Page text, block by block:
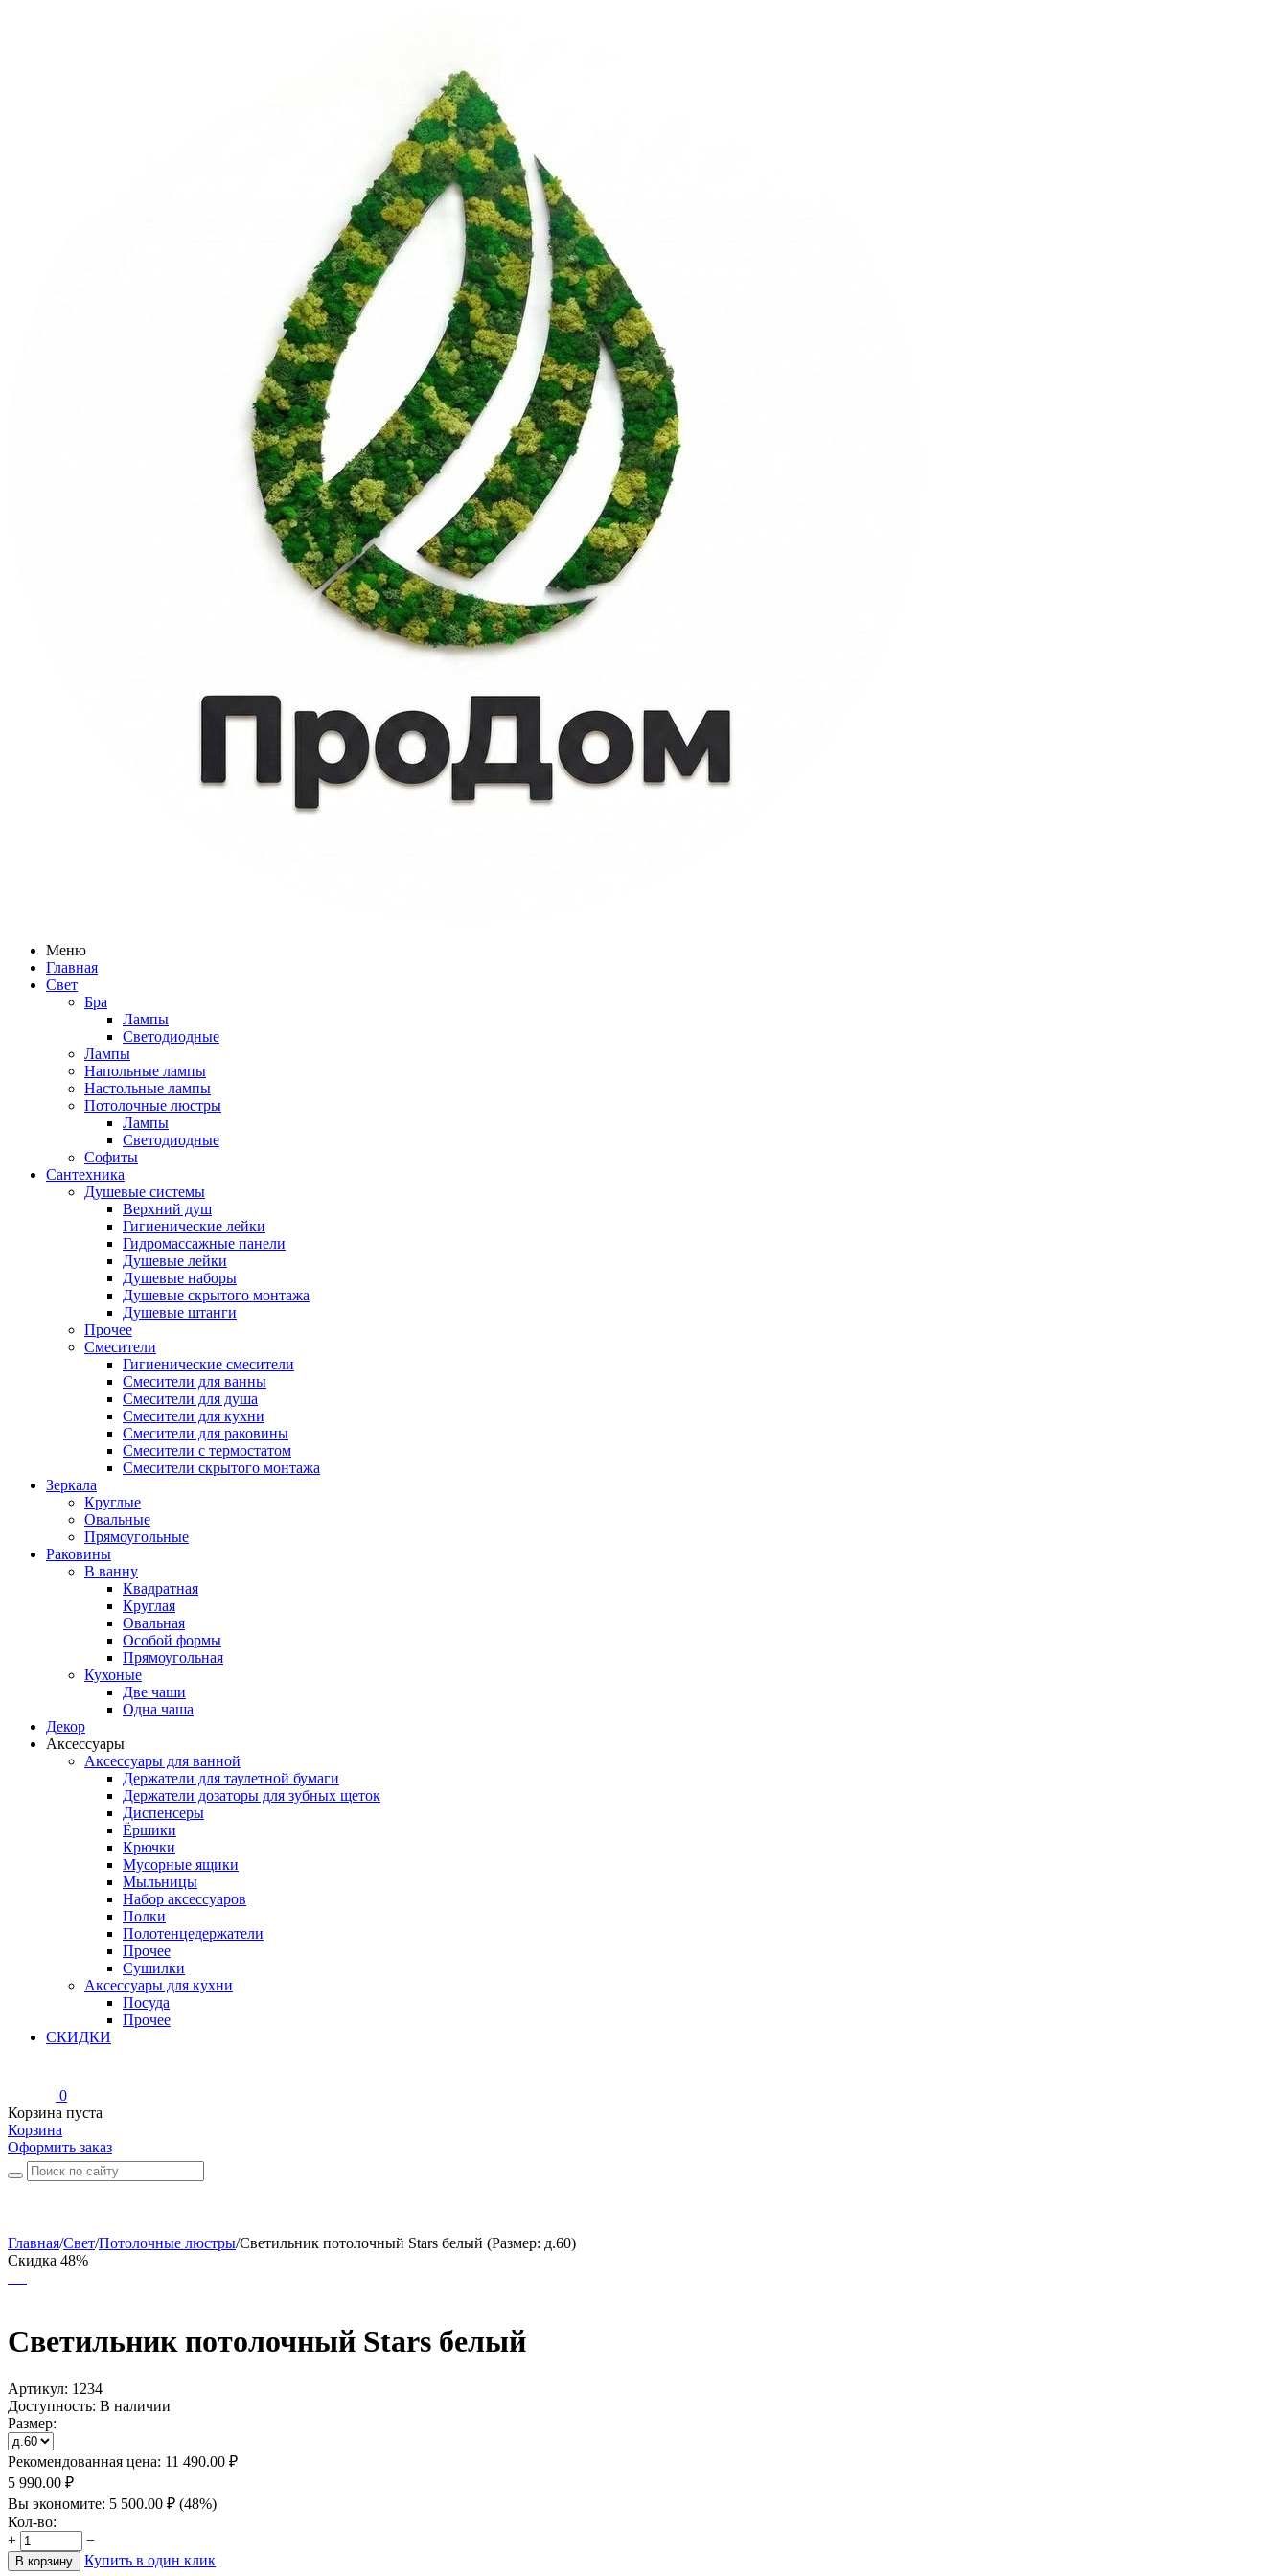
Меню
Главная
Свет
Бра
Лампы
Светодиодные
Лампы
Напольные лампы
Настольные лампы
Потолочные люстры
Лампы
Светодиодные
Софиты
Сантехника
Душевые системы
Верхний душ
Гигиенические лейки
Гидромассажные панели
Душевые лейки
Душевые наборы
Душевые скрытого монтажа
Душевые штанги
Прочее
Смесители
Гигиенические смесители
Смесители для ванны
Смесители для душа
Смесители для кухни
Смесители для раковины
Смесители с термостатом
Смесители скрытого монтажа
Зеркала
Круглые
Овальные
Прямоугольные
Раковины
В ванну
Квадратная
Круглая
Овальная
Особой формы
Прямоугольная
Кухоные
Две чаши
Одна чаша
Декор
Аксессуары
Аксессуары для ванной
Держатели для таулетной бумаги
Держатели дозаторы для зубных щеток
Диспенсеры
Ёршики
Крючки
Мусорные ящики
Мыльницы
Набор аксессуаров
Полки
Полотенцедержатели
Прочее
Сушилки
Аксессуары для кухни
Посуда
Прочее
СКИДКИ
0
Корзина пуста
Корзина
Оформить заказ
Главная/Свет/Потолочные люстры/Светильник потолочный Stars белый (Размер: д.60)
Скидка 48%
Светильник потолочный Stars белый
Артикул: 1234
Доступность: В наличии
Размер:
Рекомендованная цена: 11 490.00 ₽
5 990.00 ₽
Вы экономите: 5 500.00 ₽ (48%)
Кол-во:
+
−
В корзину Купить в один клик